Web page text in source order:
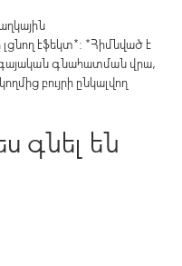
լցնող էֆեկտ*: *Հիմնված է
գնահատման վրա,
բույրի ընկալվող
գնել են